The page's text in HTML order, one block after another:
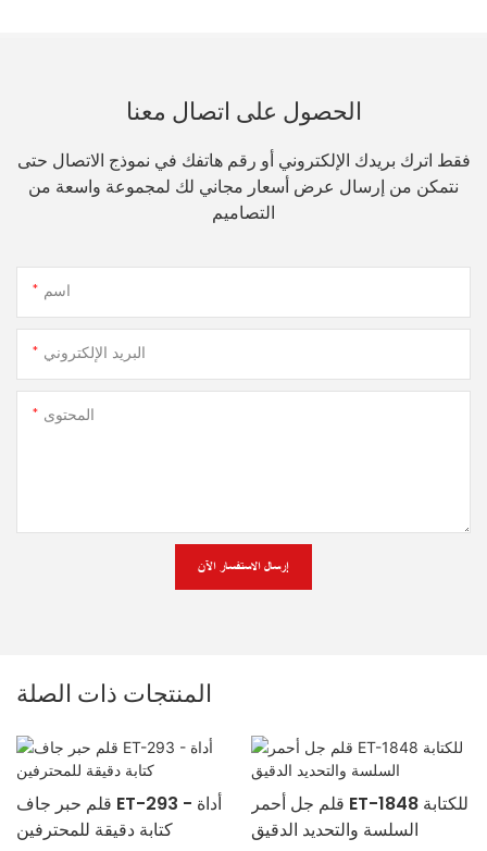
الحصول على اتصال معنا
فقط اترك بريدك الإلكتروني أو رقم هاتفك في نموذج الاتصال حتى
نتمكن من إرسال عرض أسعار مجاني لك لمجموعة واسعة من
التصاميم
اسم
البريد الإلكتروني
المحتوى
إرسال الاستفسار الآن
المنتجات ذات الصلة
قلم حبر جاف ET-293 - أداة
كتابة دقيقة للمحترفين
قلم جل أحمر ET-1848 للكتابة
السلسة والتحديد الدقيق